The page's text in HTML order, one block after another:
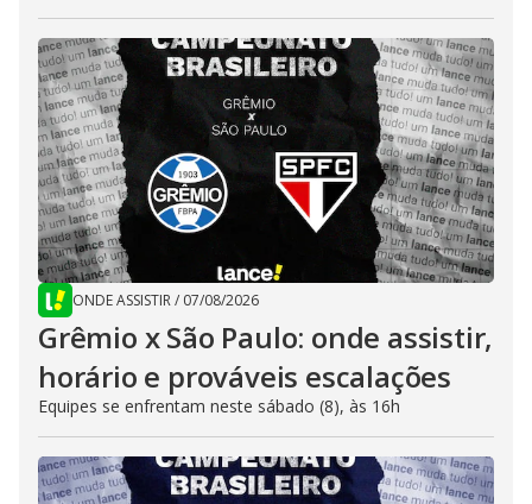
ONDE ASSISTIR/ 07/08/2026
Grêmio x São Paulo: onde assistir,
horário e prováveis escalações
Equipes se enfrentam neste sábado (8), às 16h